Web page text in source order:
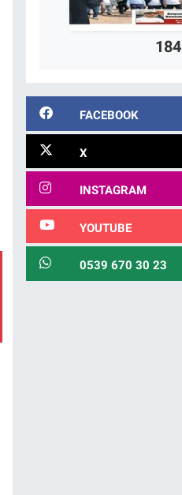
184
FACEBOOK
X
INSTAGRAM
YOUTUBE
0539 670 30 23